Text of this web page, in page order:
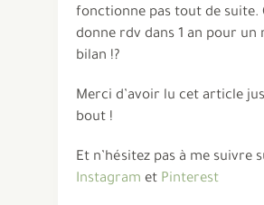
fonctionne pas tout de suite.
donne rdv dans 1 an pour un
bilan !?
Merci d’avoir lu cet article
bout !
Et n’hésitez pas à me suivre
Instagram et Pinterest